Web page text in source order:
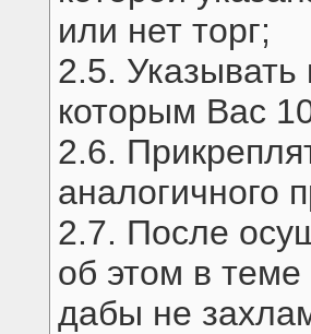
или нет торг;
2.5.
которым Вас
2.6.
аналогичного
2.7. После
об этом в
дабы не